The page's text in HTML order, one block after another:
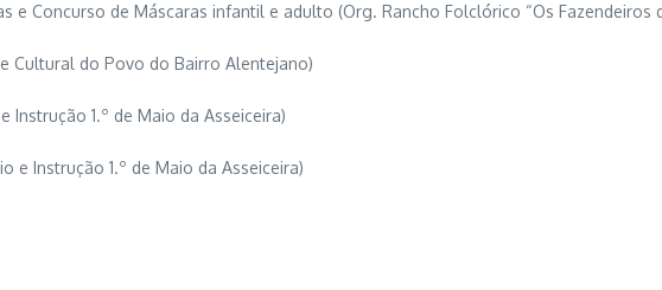
e Concurso de Máscaras infantil e adulto (Org. Rancho Folclórico “Os Fazendeiros
Cultural do Povo do Bairro Alentejano)
Instrução 1.º de Maio da Asseiceira)
e Instrução 1.º de Maio da Asseiceira)